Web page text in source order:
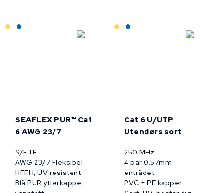
Lagerført: Grossist
SEAFLEX PUR™­ Cat
6 AWG 23/7
S/FTP
AWG 23/7 Fleksibel
HFFH, UV resistent
Blå PUR ytterkappe,
Lagerført: Grossist
Cat 6 U/UTP
Utendørs sort
250 MHz
4 par 0.57mm
entrådet
PVC + PE kapper